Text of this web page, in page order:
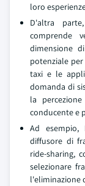
loro
D'altra
comprende
dimensione
potenziale
taxi e le
domanda di
la
conducente e
Ad
diffusore di
ride-sharing,
selezionare
l'eliminazione